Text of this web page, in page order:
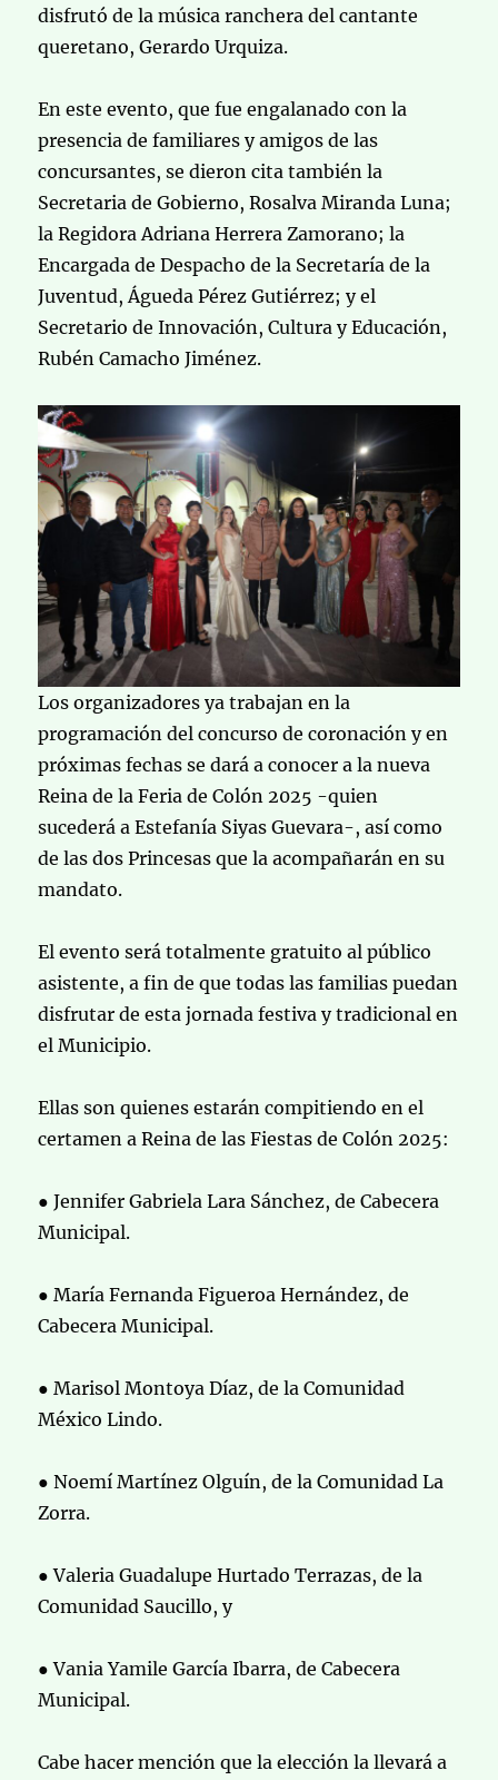
disfrutó de la música ranchera del cantante
queretano, Gerardo Urquiza.
En este evento, que fue engalanado con la
presencia de familiares y amigos de las
concursantes, se dieron cita también la
Secretaria de Gobierno, Rosalva Miranda Luna;
la Regidora Adriana Herrera Zamorano; la
Encargada de Despacho de la Secretaría de la
Juventud, Águeda Pérez Gutiérrez; y el
Secretario de Innovación, Cultura y Educación,
Rubén Camacho Jiménez.
Los organizadores ya trabajan en la
programación del concurso de coronación y en
próximas fechas se dará a conocer a la nueva
Reina de la Feria de Colón 2025 -quien
sucederá a Estefanía Siyas Guevara-, así como
de las dos Princesas que la acompañarán en su
mandato.
El evento será totalmente gratuito al público
asistente, a fin de que todas las familias puedan
disfrutar de esta jornada festiva y tradicional en
el Municipio.
Ellas son quienes estarán compitiendo en el
certamen a Reina de las Fiestas de Colón 2025:
● Jennifer Gabriela Lara Sánchez, de Cabecera
Municipal.
● María Fernanda Figueroa Hernández, de
Cabecera Municipal.
● Marisol Montoya Díaz, de la Comunidad
México Lindo.
● Noemí Martínez Olguín, de la Comunidad La
Zorra.
● Valeria Guadalupe Hurtado Terrazas, de la
Comunidad Saucillo, y
● Vania Yamile García Ibarra, de Cabecera
Municipal.
Cabe hacer mención que la elección la llevará a